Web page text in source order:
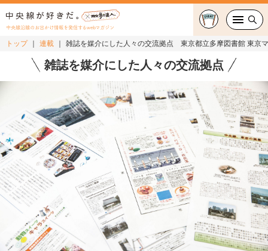
中央線沿線のお出かけ情報を発信するwebマガジン
グルメ・カフェ
スイーツ・テイクアウト
おでかけ
ショッピング
中央線カルチャー
特集
連載
トップ 連載 雑誌を媒介にした人々の交流拠点 東京都立多摩図書館 東京
雑誌を媒介にした人々の交流拠点